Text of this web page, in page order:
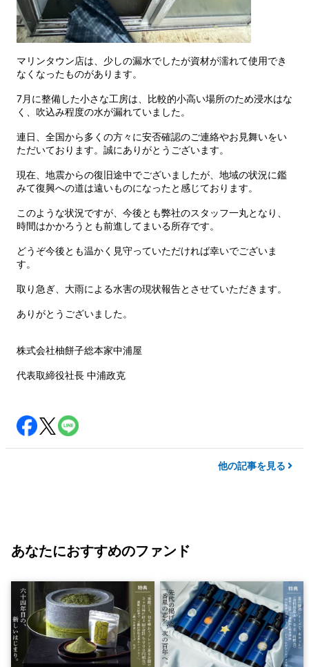
マリンタウン店は、少しの漏水でしたが資材が濡れて使用でき
なくなったものがあります。
7月に整備した小さな工房は、比較的小高い場所のため浸水はな
く、吹込み程度の水が漏れていました。
連日、全国から多くの方々に安否確認のご連絡やお見舞いをい
ただいております。誠にありがとうございます。
現在、地震からの復旧途中でございましたが、地域の状況に鑑
みて復興への道は遠いものになったと感じております。
このような状況ですが、今後とも弊社のスタッフ一丸となり、
時間はかかろうとも前進してまいる所存です。
どうぞ今後とも温かく見守っていただければ幸いでございま
す。
取り急ぎ、大雨による水害の現状報告とさせていただきます。
ありがとうございました。
株式会社柚餅子総本家中浦屋
代表取締役社長 中浦政克
他の記事を見る
あなたにおすすめのファンド